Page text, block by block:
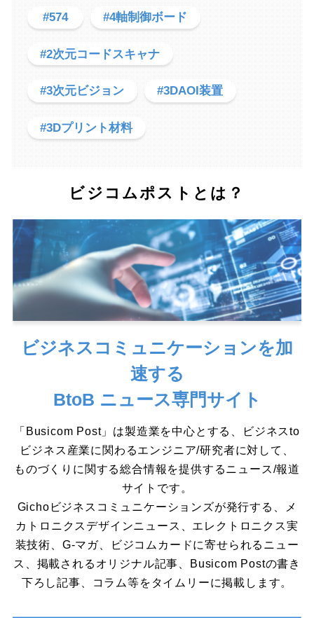
#574 #4軸制御ボード
#2次元コードスキャナ
#3次元ビジョン #3DAOI装置
#3Dプリント材料
ビジコムポストとは？
ビジネスコミュニケーションを加
速する
BtoB ニュース専門サイト
「Busicom Post」は製造業を中心とする、ビジネスto
ビジネス産業に関わるエンジニア/研究者に対して、
ものづくりに関する総合情報を提供するニュース/報道
サイトです。
Gichoビジネスコミュニケーションズが発行する、メ
カトロニクスデザインニュース、エレクトロニクス実
装技術、G-マガ、ビジコムカードに寄せられるニュー
ス、掲載されるオリジナル記事、Busicom Postの書き
下ろし記事、コラム等をタイムリーに掲載します。